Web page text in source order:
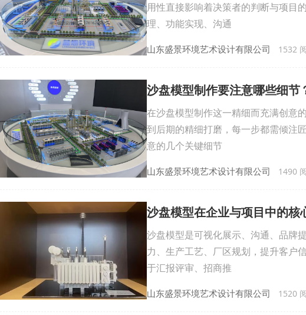
用性直接影响着决策者的判断与项目
理、功能实现、沟通
山东盛景环境艺术设计有限公司 1532
沙盘模型制作要注意哪些细节
在沙盘模型制作这一精细而充满创意
到后期的精细打磨，每一步都需倾注
意的几个关键细节
山东盛景环境艺术设计有限公司 1490
沙盘模型在企业与项目中的核
沙盘模型是可视化展示、沟通、品牌
力、生产工艺、厂区规划，提升客户
于汇报评审、招商推
山东盛景环境艺术设计有限公司 1520